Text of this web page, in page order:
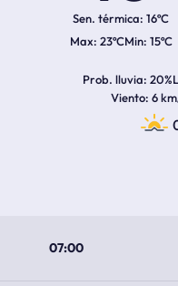
Sen. térmica: 16ºC
23ºC 15ºC
Prob. lluvia 20%
Viento 6
07:00